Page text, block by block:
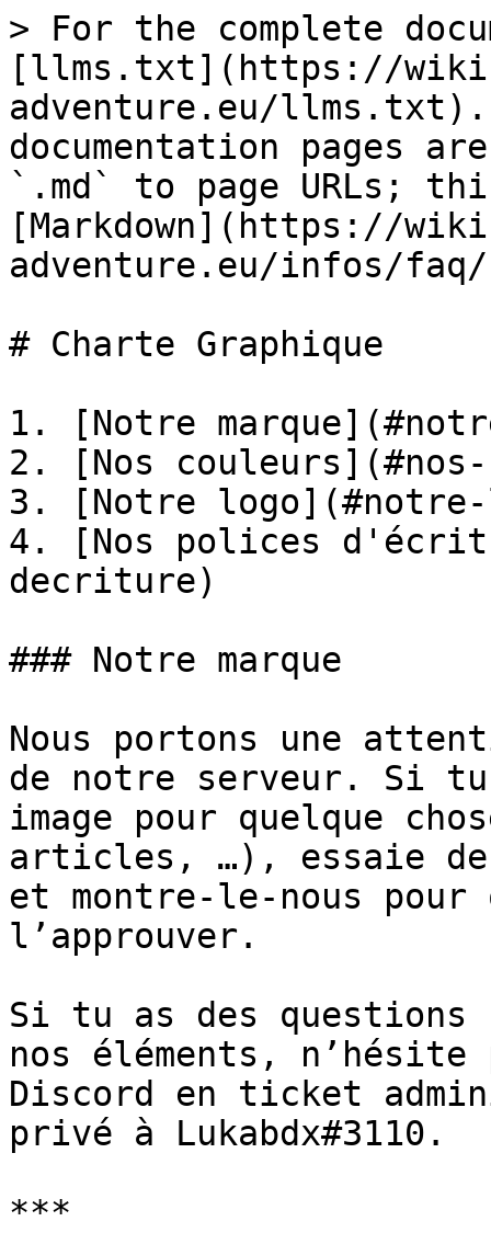
> For the complete
[llms.txt](https://
adventure.eu/llms.txt).
documentation pages
`.md` to page URLs;
[Markdown](https://
adventure.eu/infos/
# Charte Graphique
1. [Notre
2. [Nos
3. [Notre
4. [Nos polices
decriture)
### Notre marque
Nous portons une
de notre serveur. Si
image pour quelque
articles, …), essaie de
et montre-le-nous pour
l’approuver.
Si tu as des
nos éléments,
Discord en ticket
privé à Lukabdx#3110.
***